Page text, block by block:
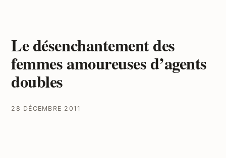
Le désenchantement des
femmes amoureuses d’agents
doubles
28 DÉCEMBRE 2011